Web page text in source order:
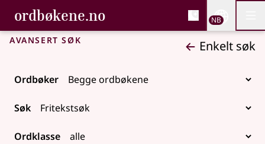
Gå til hovedinnhold
Tilgjengelighet
ordbøkene.no, Bokmålsordboka og
Bokmålsordboka og Nynorskordboka
NB
Avansert søk Enkelt søk
Ordbøker
Søk
Ordklasse